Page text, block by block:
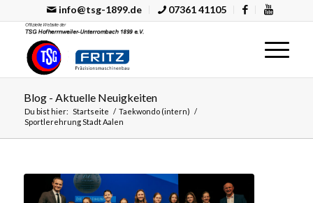
info@tsg-1899.de 07361 41105
Blog - Aktuelle Neuigkeiten
Du bist hier: Startseite / Taekwondo (intern) /
Sportlerehrung Stadt Aalen